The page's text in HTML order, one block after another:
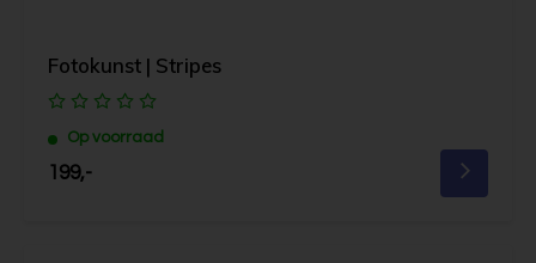
Fotokunst | Stripes
Op voorraad
199,-